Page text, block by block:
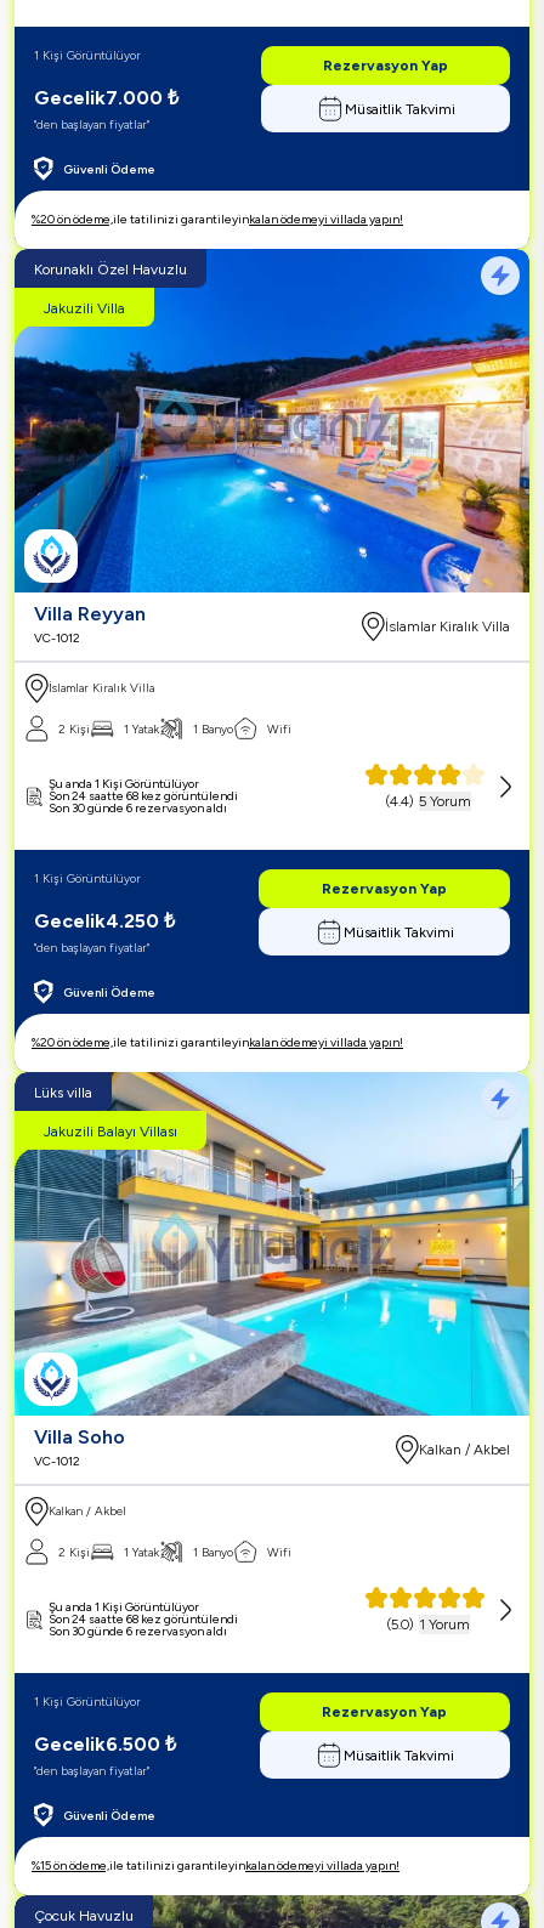
Güvenli Ödeme
Gecelik7.000 ₺
"den başlayan fiyatlar"
1 Kişi Görüntülüyor
Rezervasyon Yap
Müsaitlik Takvimi
%20 ön ödeme,ile tatilinizi garantileyinkalan ödemeyi villada yapın!
Korunaklı Özel Havuzlu
Jakuzili Villa
Villa Reyyan
VC-1012
İslamlar Kiralık Villa
İslamlar Kiralık Villa
2 Kişi 1 Yatak 1 Banyo Wifi
(4.4) 5 Yorum
Şu anda 1 Kişi Görüntülüyor
Son 24 saatte 68 kez görüntülendi
Son 30 günde 6 rezervasyon aldı
Güvenli Ödeme
Gecelik4.250 ₺
"den başlayan fiyatlar"
1 Kişi Görüntülüyor
Rezervasyon Yap
Müsaitlik Takvimi
%20 ön ödeme,ile tatilinizi garantileyinkalan ödemeyi villada yapın!
Lüks villa
Jakuzili Balayı Villası
Villa Soho
VC-1012
Kalkan / Akbel
Kalkan / Akbel
2 Kişi 1 Yatak 1 Banyo Wifi
(5.0) 1 Yorum
Şu anda 1 Kişi Görüntülüyor
Son 24 saatte 68 kez görüntülendi
Son 30 günde 6 rezervasyon aldı
Güvenli Ödeme
Gecelik6.500 ₺
"den başlayan fiyatlar"
1 Kişi Görüntülüyor
Rezervasyon Yap
Müsaitlik Takvimi
%15 ön ödeme,ile tatilinizi garantileyinkalan ödemeyi villada yapın!
Çocuk Havuzlu